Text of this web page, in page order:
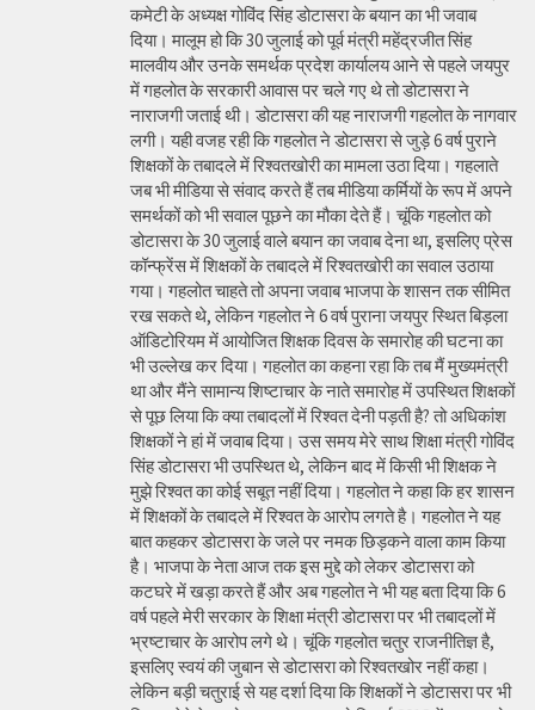
कमेटी के अध्यक्ष गोविंद सिंह डोटासरा के बयान का भी जवाब
दिया। मालूम हो कि 30 जुलाई को पूर्व मंत्री महेंद्रजीत सिंह
मालवीय और उनके समर्थक प्रदेश कार्यालय आने से पहले जयपुर
में गहलोत के सरकारी आवास पर चले गए थे तो डोटासरा ने
नाराजगी जताई थी। डोटासरा की यह नाराजगी गहलोत के नागवार
लगी। यही वजह रही कि गहलोत ने डोटासरा से जुड़े 6 वर्ष पुराने
शिक्षकों के तबादले में रिश्वतखोरी का मामला उठा दिया। गहलाते
जब भी मीडिया से संवाद करते हैं तब मीडिया कर्मियों के रूप में अपने
समर्थकों को भी सवाल पूछने का मौका देते हैं। चूंकि गहलोत को
डोटासरा के 30 जुलाई वाले बयान का जवाब देना था, इसलिए प्रेस
कॉन्फ्रेंस में शिक्षकों के तबादले में रिश्वतखोरी का सवाल उठाया
गया। गहलोत चाहते तो अपना जवाब भाजपा के शासन तक सीमित
रख सकते थे, लेकिन गहलोत ने 6 वर्ष पुराना जयपुर स्थित बिड़ला
ऑडिटोरियम में आयोजित शिक्षक दिवस के समारोह की घटना का
भी उल्लेख कर दिया। गहलोत का कहना रहा कि तब मैं मुख्यमंत्री
था और मैंने सामान्य शिष्टाचार के नाते समारोह में उपस्थित शिक्षकों
से पूछ लिया कि क्या तबादलों में रिश्वत देनी पड़ती है? तो अधिकांश
शिक्षकों ने हां में जवाब दिया। उस समय मेरे साथ शिक्षा मंत्री गोविंद
सिंह डोटासरा भी उपस्थित थे, लेकिन बाद में किसी भी शिक्षक ने
मुझे रिश्वत का कोई सबूत नहीं दिया। गहलोत ने कहा कि हर शासन
में शिक्षकों के तबादले में रिश्वत के आरोप लगते है। गहलोत ने यह
बात कहकर डोटासरा के जले पर नमक छिड़कने वाला काम किया
है। भाजपा के नेता आज तक इस मुद्दे को लेकर डोटासरा को
कटघरे में खड़ा करते हैं और अब गहलोत ने भी यह बता दिया कि 6
वर्ष पहले मेरी सरकार के शिक्षा मंत्री डोटासरा पर भी तबादलों में
भ्रष्टाचार के आरोप लगे थे। चूंकि गहलोत चतुर राजनीतिज्ञ है,
इसलिए स्वयं की जुबान से डोटासरा को रिश्वतखोर नहीं कहा।
लेकिन बड़ी चतुराई से यह दर्शा दिया कि शिक्षकों ने डोटासरा पर भी